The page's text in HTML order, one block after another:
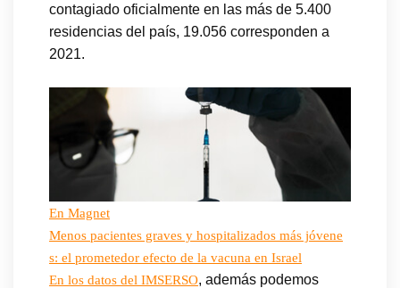
contagiado oficialmente en las más de 5.400
residencias del país, 19.056 corresponden a
2021.
En Magnet
Menos pacientes graves y hospitalizados más jóvene
s: el prometedor efecto de la vacuna en Israel
En los datos del IMSERSO, además podemos